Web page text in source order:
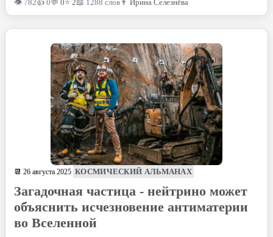
👁 782👍 0💬 0⭐ 2📖 1288 слов 👨 Ирина Селезнёва
📆 26 августа 2025 КОСМИЧЕСКИЙ АЛЬМАНАХ
Загадочная частица - нейтрино может
объяснить исчезновение антиматерии
во Вселенной